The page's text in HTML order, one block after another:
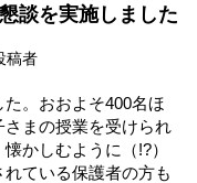
談を実施しました
稿者
。おおよそ400名ほ
まの授業を受けられ
かしむように（!?）
ている保護者の方も